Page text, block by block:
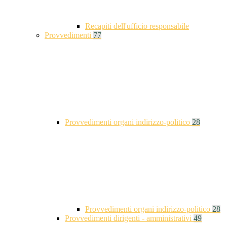
Recapiti dell'ufficio responsabile
Provvedimenti 77
Provvedimenti organi indirizzo-politico 28
Provvedimenti organi indirizzo-politico 28
Provvedimenti dirigenti - amministrativi 49